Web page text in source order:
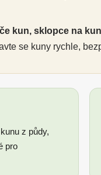
kun, sklopce na
se kuny rychle,
z půdy,
pro